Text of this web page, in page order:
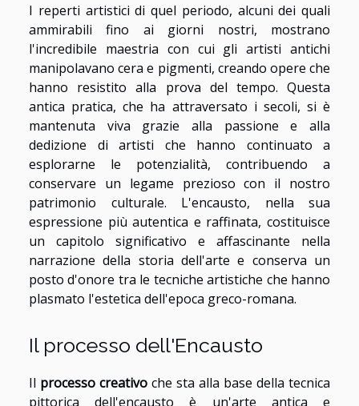
I reperti artistici di quel periodo, alcuni dei quali
ammirabili fino ai giorni nostri, mostrano
l'incredibile maestria con cui gli artisti antichi
manipolavano cera e pigmenti, creando opere che
hanno resistito alla prova del tempo. Questa
antica pratica, che ha attraversato i secoli, si è
mantenuta viva grazie alla passione e alla
dedizione di artisti che hanno continuato a
esplorarne le potenzialità, contribuendo a
conservare un legame prezioso con il nostro
patrimonio culturale. L'encausto, nella sua
espressione più autentica e raffinata, costituisce
un capitolo significativo e affascinante nella
narrazione della storia dell'arte e conserva un
posto d'onore tra le tecniche artistiche che hanno
plasmato l'estetica dell'epoca greco-romana.
Il processo dell'Encausto
Il processo creativo che sta alla base della tecnica
pittorica dell'encausto è un'arte antica e